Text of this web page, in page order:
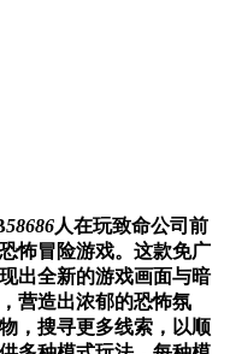
58686人在玩致命公司前
怖冒险游戏。这款免广
出全新的游戏画面与暗
营造出浓郁的恐怖氛
，搜寻更多线索，以顺